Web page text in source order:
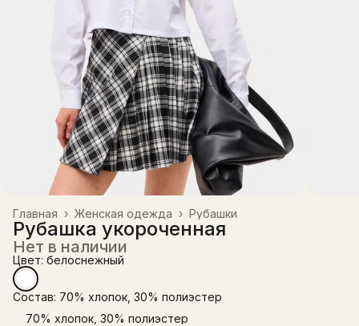
Рубашки
Женская одежда ›
Главная ›
Рубашка укороченная
Нет в наличии
Цвет: белоснежный
Состав: 70% хлопок, 30% полиэстер
70% хлопок, 30% полиэстер